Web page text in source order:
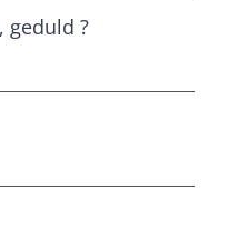
geduld ?